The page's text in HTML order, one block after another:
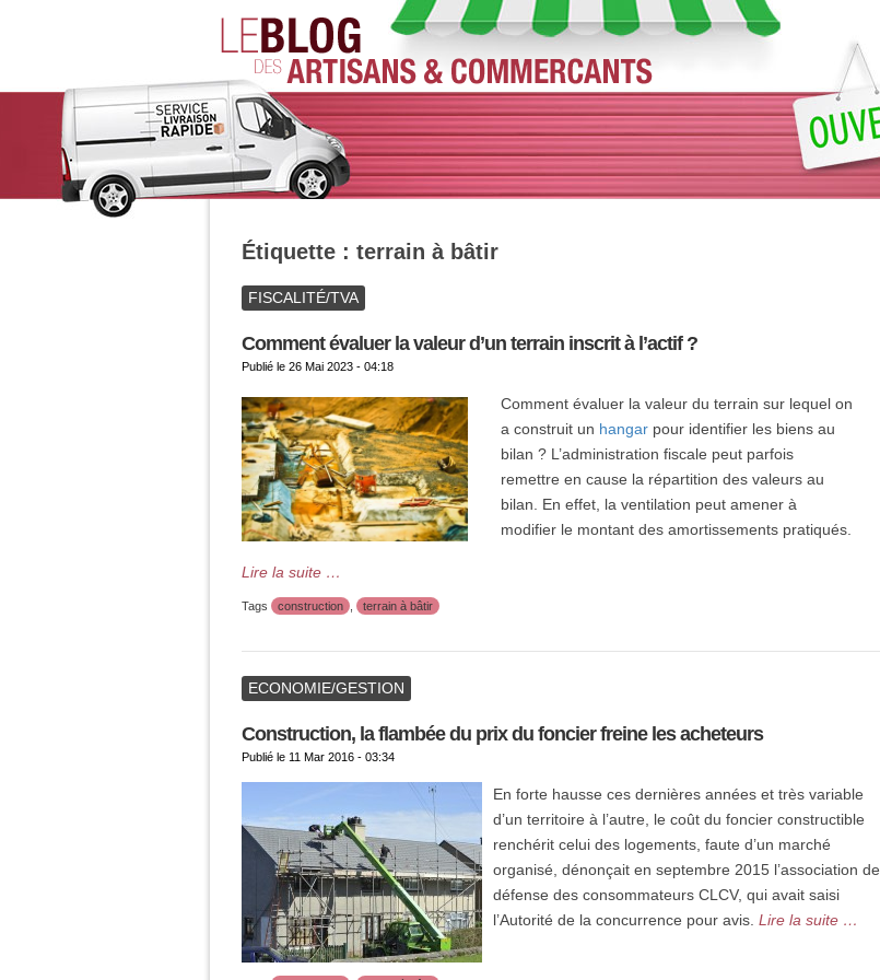
Étiquette : terrain à bâtir
FISCALITÉ/TVA
Comment évaluer la valeur d’un terrain inscrit à l’actif ?
Publié le 26 Mai 2023 - 04:18
Comment évaluer la valeur du terrain sur lequel on
a construit un hangar pour identifier les biens au
bilan ? L’administration fiscale peut parfois
remettre en cause la répartition des valeurs au
bilan. En effet, la ventilation peut amener à
modifier le montant des amortissements pratiqués.
Lire la suite …
Tags construction terrain à bâtir
ECONOMIE/GESTION
Construction, la flambée du prix du foncier freine les acheteurs
Publié le 11 Mar 2016 - 03:34
En forte hausse ces dernières années et très variable
d’un territoire à l’autre, le coût du foncier constructible
renchérit celui des logements, faute d’un marché
organisé, dénonçait en septembre 2015 l’association de
défense des consommateurs CLCV, qui avait saisi
l’Autorité de la concurrence pour avis. Lire la suite …